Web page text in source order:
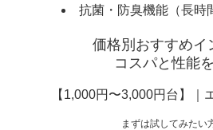
抗菌・防臭機能（長時
価格別おすすめイ
コスパと性能
【1,000円〜3,000円台】｜
まずは試してみたい